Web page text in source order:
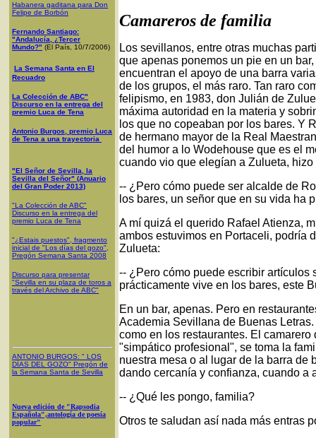
Habanera gaditana para Don
Felipe de Borbón
Fernando Santiago:
"Andalucía, ¿Tercer
Mundo?" (El País, 10/7/2006)
La Semana Santa en El
Recuadro
La Colección de ABC"
Discurso en la entrega del
premio Luca de Tena
Antonio Burgos, premio Luca
de Tena a una trayectoria
"El Señor de Sevilla, la
Sevilla del Señor" (Anuario
del Gran Poder 2013)
"La Colección de ABC"
Discurso en la entrega del
premio Luca de Tena
"¿Estais puestos", fragmento
inicial de "Los días del gozo",
Pregón Semana Santa 2008
Discurso para presentar
"Sevilla en su plaza de toros a
través del Archivo de ABC"
ANTONIO BURGOS: " LOS
DÍAS DEL GOZO" Pregón de
la Semana Santa de Sevilla
Nueva edición de "Rapsodia
Española",antología de poesía
popular"
Camareros de familia
Los sevillanos, entre otras muchas
que apenas ponemos un pie en un
encuentran el apoyo de una barra
de los grupos, el más raro. Tan raro
felipismo, en 1983, don Julián de
máxima autoridad en la materia y
los que no copeaban por los bares. Y
de hermano mayor de la Real
del humor a lo Wodehouse que es el
cuando vio que elegían a Zulueta,
-- ¿Pero cómo puede ser alcalde de
los bares, un señor que en su vida ha
A mí quizá el querido Rafael Atienza,
ambos estuvimos en Portaceli, podría
Zulueta:
-- ¿Pero cómo puede escribir
prácticamente vive en los bares, este
En un bar, apenas. Pero en
Academia Sevillana de Buenas
como en los restaurantes. El
"simpático profesional", se toma la
nuestra mesa o al lugar de la barra de
dando cercanía y confianza, cuando a
-- ¿Qué les pongo, familia?
Otros te saludan así nada más entras